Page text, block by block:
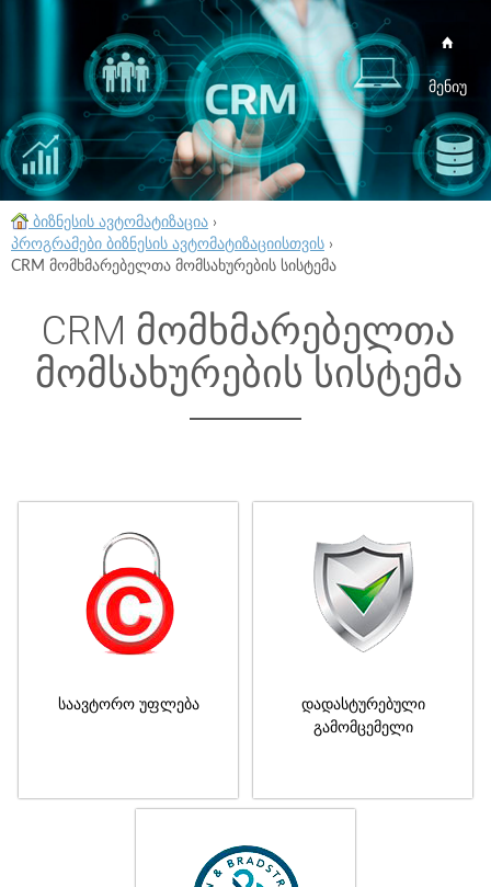
მენიუ
ბიზნესის ავტომატიზაცია ›
პროგრამები ბიზნესის ავტომატიზაციისთვის ›
CRM მომხმარებელთა მომსახურების სისტემა
CRM მომხმარებელთა
მომსახურების სისტემა
საავტორო უფლება
დადასტურებული
გამომცემელი